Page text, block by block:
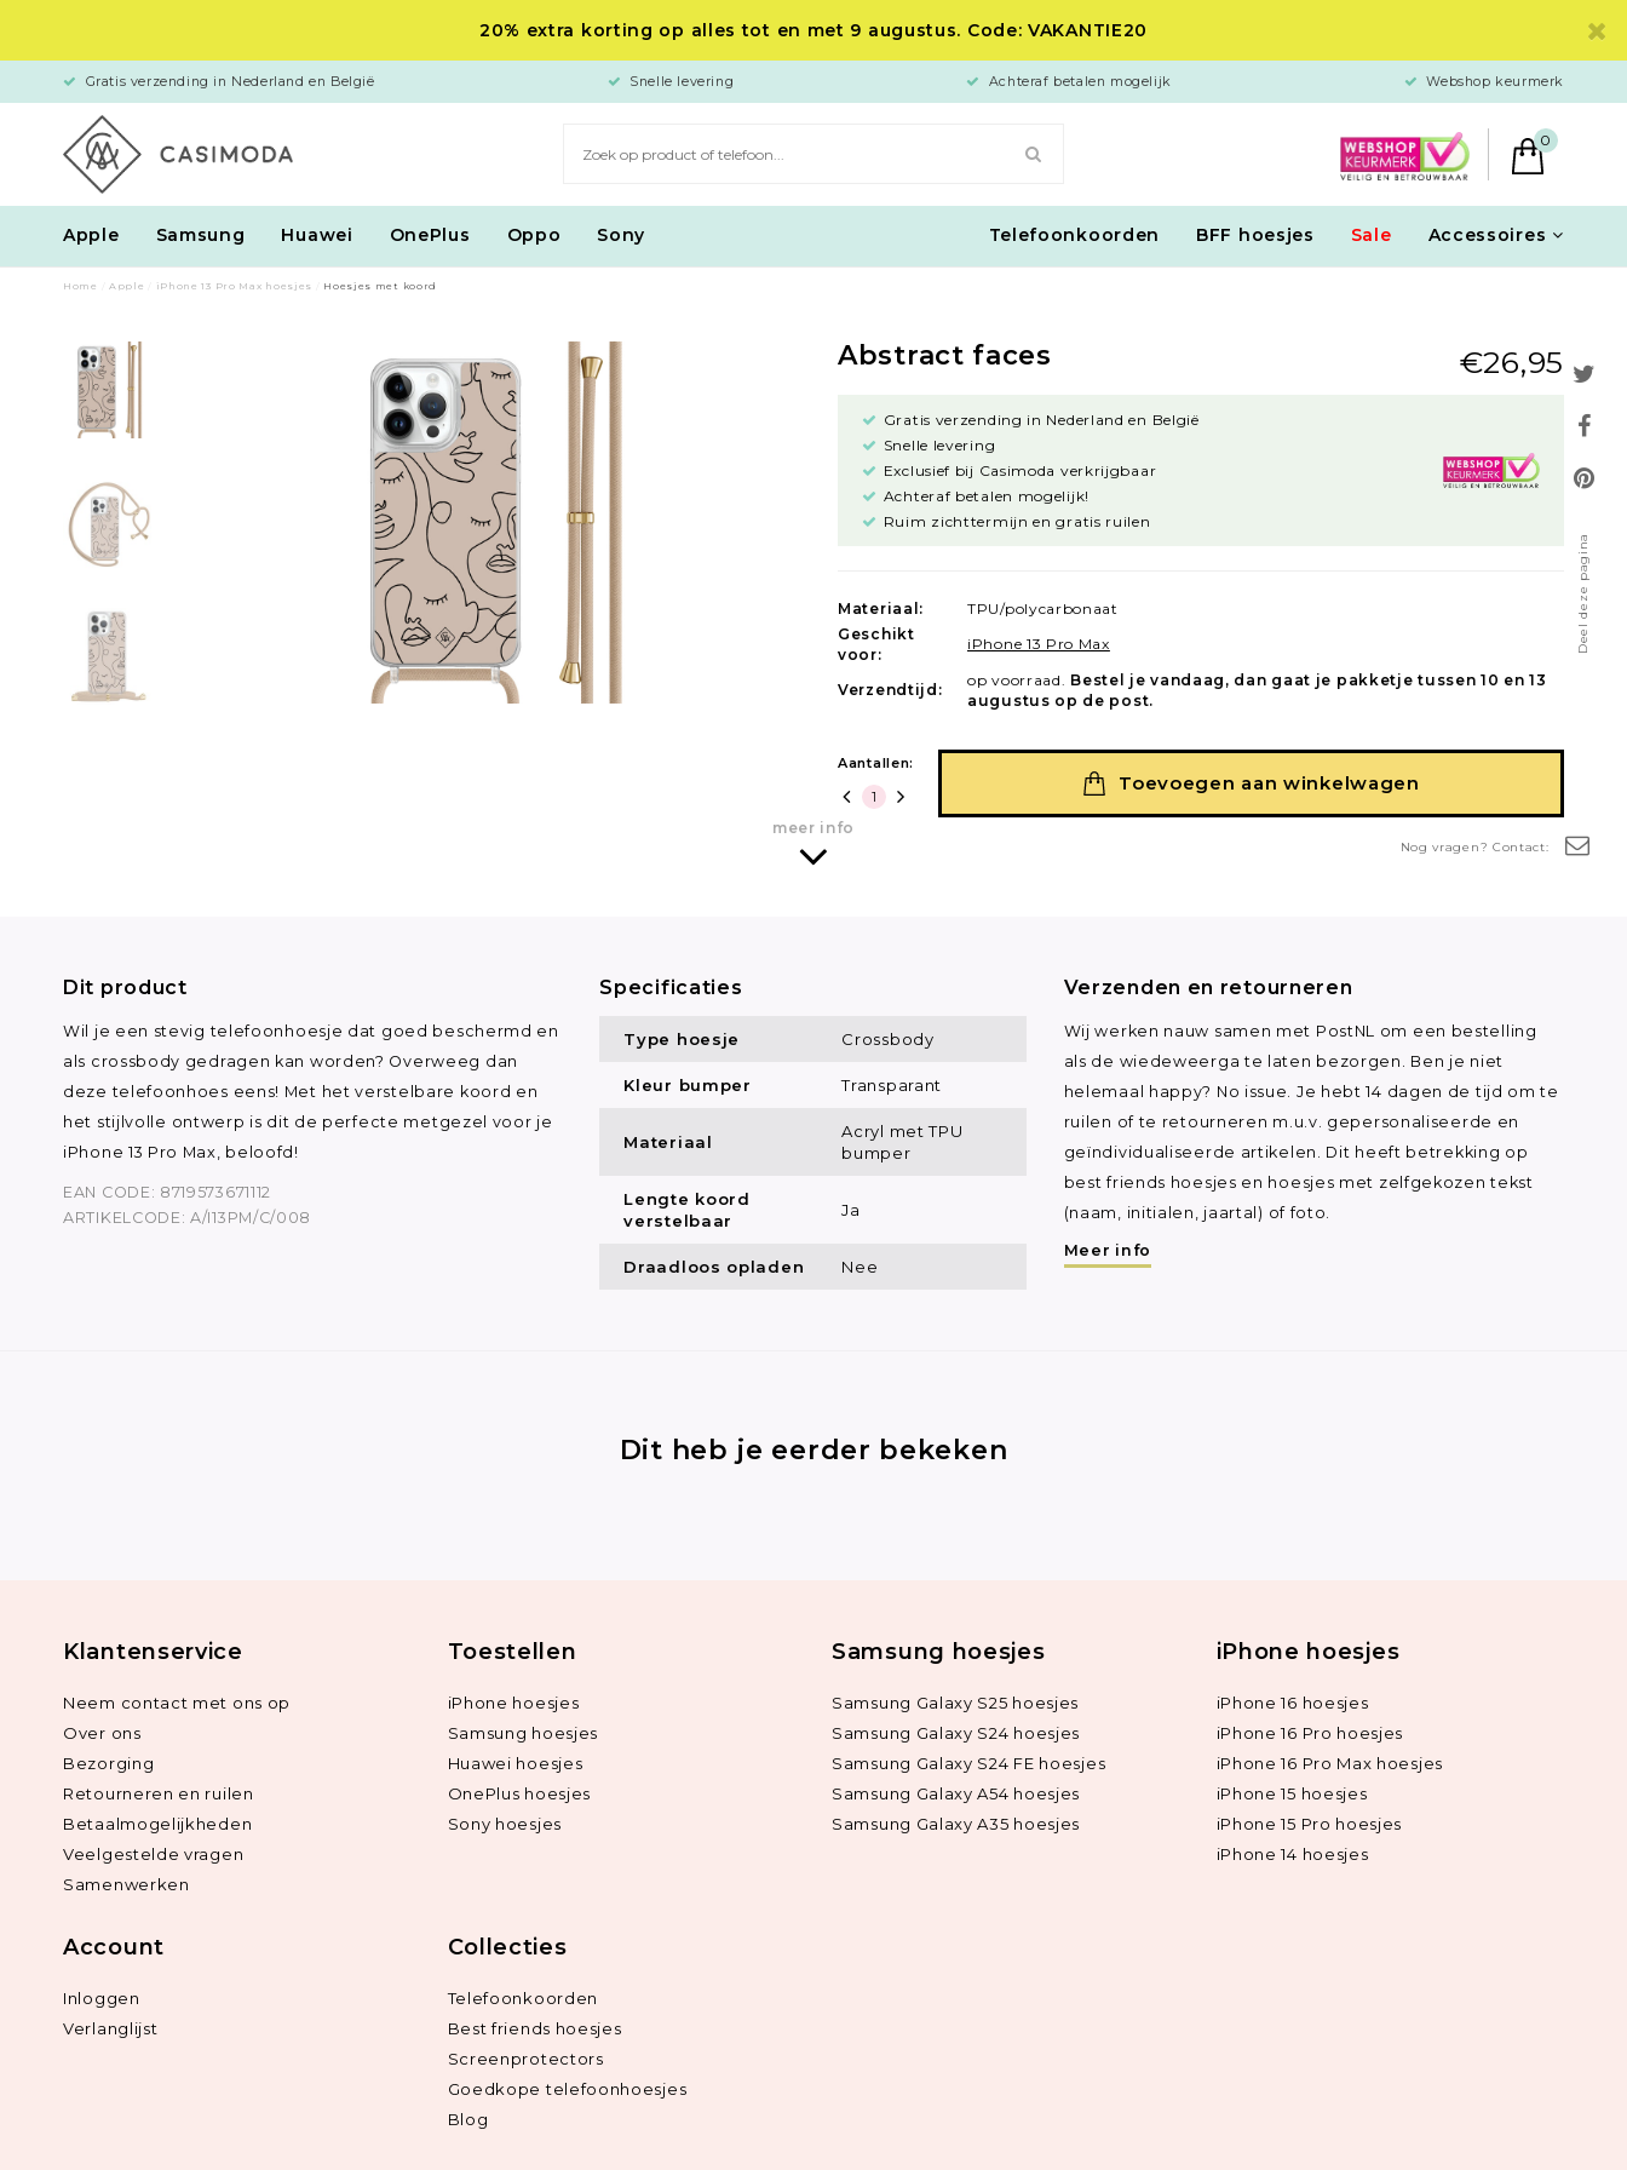
20% extra korting op alles tot en met 9 augustus. Code: VAKANTIE20
Gratis verzending in Nederland en België Snelle levering Achteraf betalen mogelijk Webshop keurmerk
0
Apple Samsung Huawei OnePlus Oppo Sony Telefoonkoorden BFF hoesjes Sale Accessoires
Deel deze pagina
Nog vragen? Contact:
Home Apple iPhone 13 Pro Max hoesjes Hoesjes met koord
Abstract faces €26,95
Gratis verzending in Nederland en België
Snelle levering
Exclusief bij Casimoda verkrijgbaar
Achteraf betalen mogelijk!
Ruim zichttermijn en gratis ruilen
Materiaal:
TPU/polycarbonaat
Geschikt
voor:
iPhone 13 Pro Max
Verzendtijd:
op voorraad. Bestel je vandaag, dan gaat je pakketje tussen 10 en 13
augustus op de post.
Aantallen:
Toevoegen aan winkelwagen
meer info
Dit product
Wil je een stevig telefoonhoesje dat goed beschermd en
als crossbody gedragen kan worden? Overweeg dan
deze telefoonhoes eens! Met het verstelbare koord en
het stijlvolle ontwerp is dit de perfecte metgezel voor je
iPhone 13 Pro Max, beloofd!
EAN CODE: 8719573671112
ARTIKELCODE: A/I13PM/C/008
Specificaties
Type hoesje Crossbody
Kleur bumper Transparant
Materiaal
Acryl met TPU
bumper
Lengte koord
verstelbaar
Ja
Draadloos opladen Nee
Verzenden en retourneren
Wij werken nauw samen met PostNL om een bestelling
als de wiedeweerga te laten bezorgen. Ben je niet
helemaal happy? No issue. Je hebt 14 dagen de tijd om te
ruilen of te retourneren m.u.v. gepersonaliseerde en
geïndividualiseerde artikelen. Dit heeft betrekking op
best friends hoesjes en hoesjes met zelfgekozen tekst
(naam, initialen, jaartal) of foto.
Meer info
Dit heb je eerder bekeken
Klantenservice
Neem contact met ons op
Over ons
Bezorging
Retourneren en ruilen
Betaalmogelijkheden
Veelgestelde vragen
Samenwerken
Toestellen
iPhone hoesjes
Samsung hoesjes
Huawei hoesjes
OnePlus hoesjes
Sony hoesjes
Samsung hoesjes
Samsung Galaxy S25 hoesjes
Samsung Galaxy S24 hoesjes
Samsung Galaxy S24 FE hoesjes
Samsung Galaxy A54 hoesjes
Samsung Galaxy A35 hoesjes
iPhone hoesjes
iPhone 16 hoesjes
iPhone 16 Pro hoesjes
iPhone 16 Pro Max hoesjes
iPhone 15 hoesjes
iPhone 15 Pro hoesjes
iPhone 14 hoesjes
Account
Inloggen
Verlanglijst
Collecties
Telefoonkoorden
Best friends hoesjes
Screenprotectors
Goedkope telefoonhoesjes
Blog